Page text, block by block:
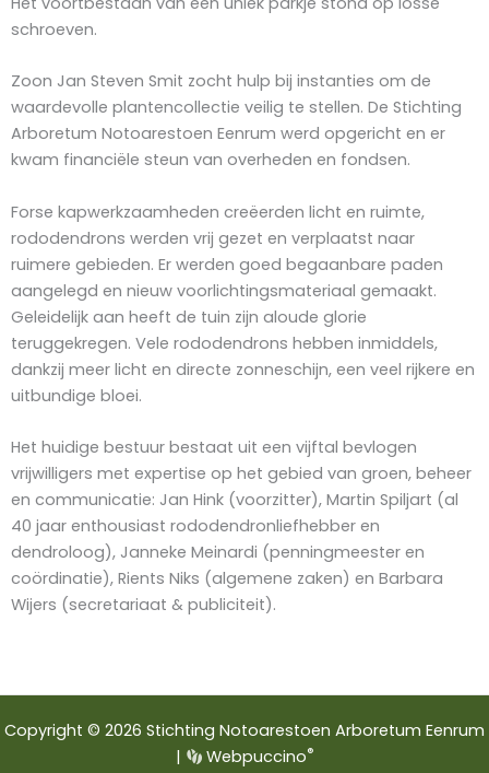
schroeven.
Zoon Jan Steven Smit zocht hulp bij instanties om de
waardevolle plantencollectie veilig te stellen. De Stichting
Arboretum Notoarestoen Eenrum werd opgericht en er
kwam financiële steun van overheden en fondsen.
Forse kapwerkzaamheden creëerden licht en ruimte,
rododendrons werden vrij gezet en verplaatst naar
ruimere gebieden. Er werden goed begaanbare paden
aangelegd en nieuw voorlichtingsmateriaal gemaakt.
Geleidelijk aan heeft de tuin zijn aloude glorie
teruggekregen. Vele rododendrons hebben inmiddels,
dankzij meer licht en directe zonneschijn, een veel rijkere en
uitbundige bloei.
Het huidige bestuur bestaat uit een vijftal bevlogen
vrijwilligers met expertise op het gebied van groen, beheer
en communicatie: Jan Hink (voorzitter), Martin Spiljart (al
40 jaar enthousiast rododendronliefhebber en
dendroloog), Janneke Meinardi (penningmeester en
coördinatie), Rients Niks (algemene zaken) en Barbara
Wijers (secretariaat & publiciteit).
Copyright © 2026 Stichting Notoarestoen Arboretum Eenrum
|
Webpuccino®